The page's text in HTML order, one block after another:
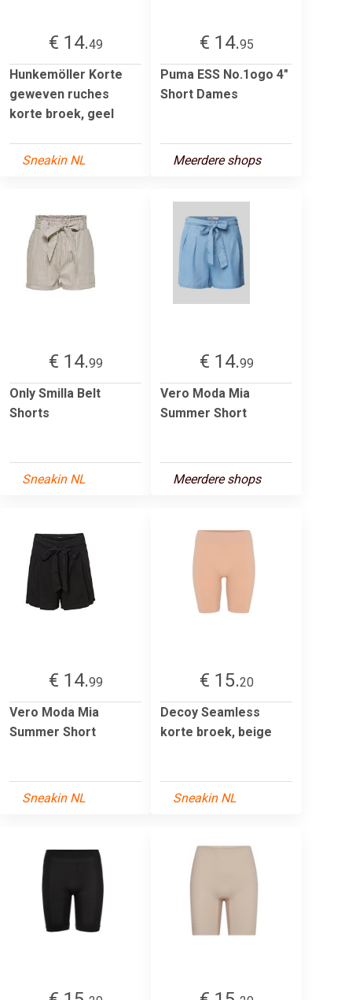
€ 14.49
Hunkemöller Korte
geweven ruches
korte broek, geel
Sneakin NL
€ 14.95
Puma ESS No.1ogo 4"
Short Dames
Meerdere shops
€ 14.99
Only Smilla Belt
Shorts
Sneakin NL
€ 14.99
Vero Moda Mia
Summer Short
Meerdere shops
€ 14.99
Vero Moda Mia
Summer Short
Sneakin NL
€ 15.20
Decoy Seamless
korte broek, beige
Sneakin NL